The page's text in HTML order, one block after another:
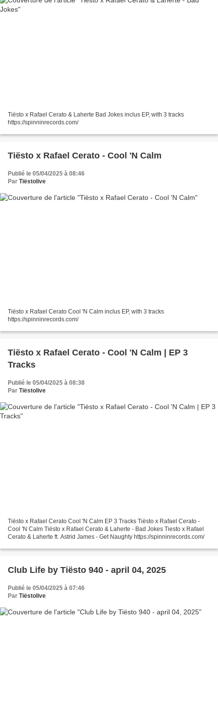
Tiësto x Rafael Cerato & Laherte Bad Jokes inclus EP, with 3 tracks
https://spinninrecords.com/
Tiësto x Rafael Cerato - Cool 'N Calm
Publié le 05/04/2025 à 08:46
Par Tiëstolive
Tiësto x Rafael Cerato Cool 'N Calm inclus EP, with 3 tracks
https://spinninrecords.com/
Tiësto x Rafael Cerato - Cool 'N Calm | EP 3
Tracks
Publié le 05/04/2025 à 08:38
Par Tiëstolive
Tiësto x Rafael Cerato Cool 'N Calm EP 3 Tracks Tiësto x Rafael Cerato -
Cool 'N Calm Tiësto x Rafael Cerato & Laherte - Bad Jokes Tiesto x Rafael
Cerato & Laherte ft. Astrid James - Get Naughty https://spinninrecords.com/
Club Life by Tiësto 940 - april 04, 2025
Publié le 05/04/2025 à 07:46
Par Tiëstolive